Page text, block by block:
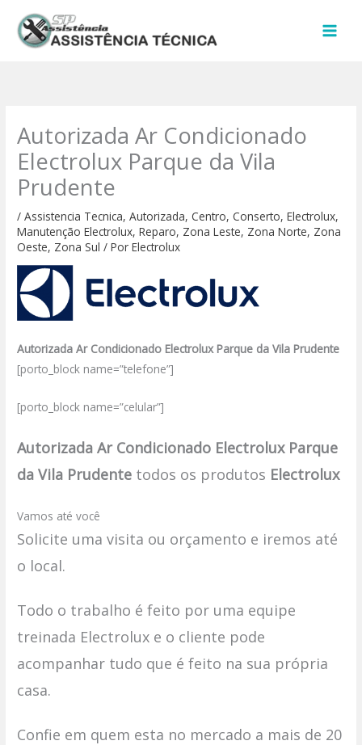
para
Autorizada Ar Condicionado
Electrolux Parque da Vila
Prudente
/Assistencia Tecnica,Autorizada,Centro,Conserto,Electrolux,
Manutenção Electrolux,Reparo, Zona Leste, Zona Norte, Zona
Oeste, Zona Sul / PorElectrolux
Autorizada Ar Condicionado Electrolux Parque da Vila Prudente
[porto_block name=”telefone”]
[porto_block name=”celular”]
Autorizada Ar Condicionado Electrolux Parque
da Vila Prudente todos os produtos Electrolux
Vamos até você
Solicite uma visita ou orçamento e iremos até
o local.
Todo o trabalho é feito por uma equipe
treinada Electrolux e o cliente pode
acompanhar tudo que é feito na sua própria
casa.
Confie em quem esta no mercado a mais de 20